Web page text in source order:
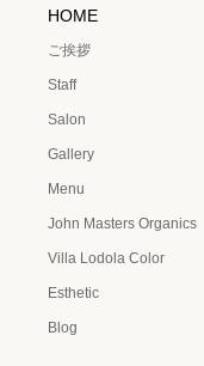
HOME
ご挨拶
Staff
Salon
Gallery
Menu
John Masters Organics
Villa Lodola Color
Esthetic
Blog